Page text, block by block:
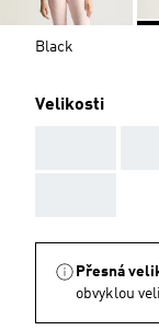
Black
Velikosti
Přesná
obvyklou